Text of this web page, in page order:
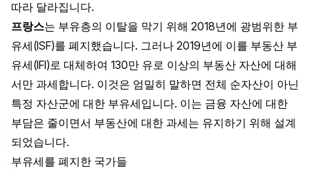
따라 달라집니다.
프랑스는 부유층의 이탈을 막기 위해 2018년에 광범위한 부
유세(ISF)를 폐지했습니다. 그러나 2019년에 이를 부동산 부
유세(IFI)로 대체하여 130만 유로 이상의 부동산 자산에 대해
서만 과세합니다. 이것은 엄밀히 말하면 전체 순자산이 아닌
특정 자산군에 대한 부유세입니다. 이는 금융 자산에 대한
부담은 줄이면서 부동산에 대한 과세는 유지하기 위해 설계
되었습니다.
부유세를 폐지한 국가들